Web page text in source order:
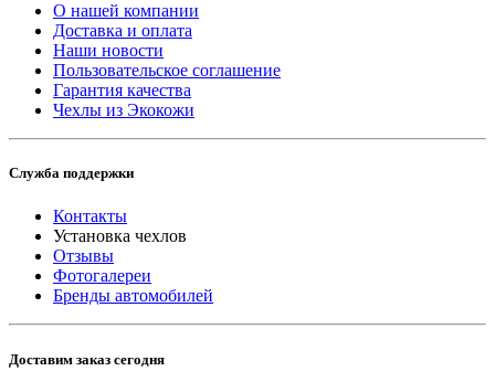
О нашей компании
Доставка и оплата
Наши новости
Пользовательское соглашение
Гарантия качества
Чехлы из Экокожи
Служба поддержки
Контакты
Установка чехлов
Отзывы
Фотогалереи
Бренды автомобилей
Доставим заказ сегодня